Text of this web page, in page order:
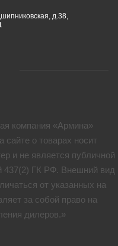
д.38,
компания «Армина»
о товарах носит
и не является публичной
437(2) ГК РФ. Внешний вид
от указанных на
за собой право на
дилеров.»